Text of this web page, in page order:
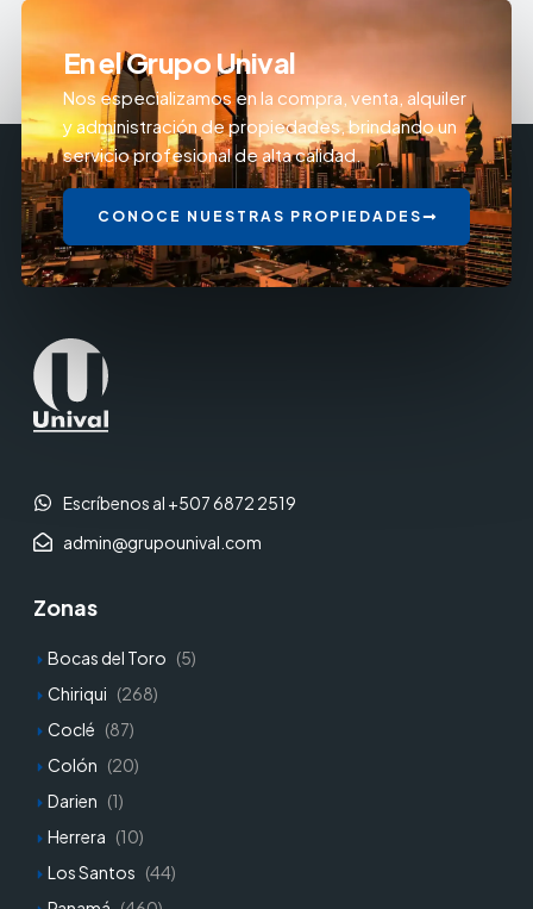
En el Grupo Unival
Nos especializamos en la compra, venta, alquiler
y administración de propiedades, brindando un
servicio profesional de alta calidad.
CONOCE NUESTRAS PROPIEDADES
Escríbenos al +507 6872 2519
admin@grupounival.com
Zonas
Bocas del Toro (5)
Chiriqui (268)
Coclé (87)
Colón (20)
Darien (1)
Herrera (10)
Los Santos (44)